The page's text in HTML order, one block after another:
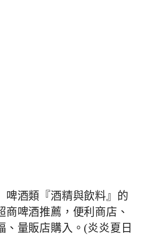
啤酒類『酒精與飲料』的
商啤酒推薦，便利商店、
、量販店購入。(炎炎夏日